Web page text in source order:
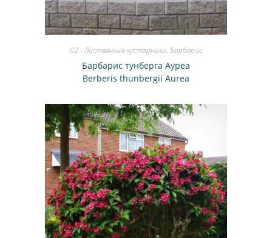
02 - Лиственные кустарники, Барбарис
Барбарис тунберга Ауреа
Berberis thunbergii Aurea